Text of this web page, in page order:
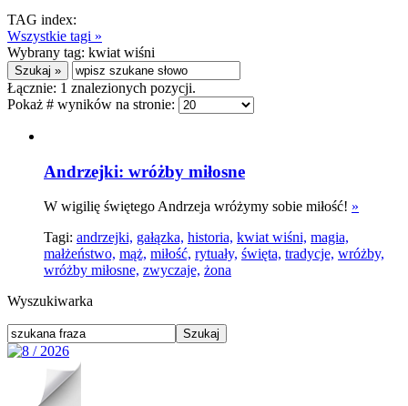
TAG index:
Wszystkie tagi »
Wybrany tag: kwiat wiśni
Łącznie: 1 znalezionych pozycji.
Pokaż # wyników na stronie:
Andrzejki: wróżby miłosne
W wigilię świętego Andrzeja wróżymy sobie miłość! »
Tagi: andrzejki, gałązka, historia, kwiat wiśni, magia,
małżeństwo, mąż, miłość, rytuały, święta, tradycje, wróżby,
wróżby miłosne, zwyczaje, żona
Wyszukiwarka